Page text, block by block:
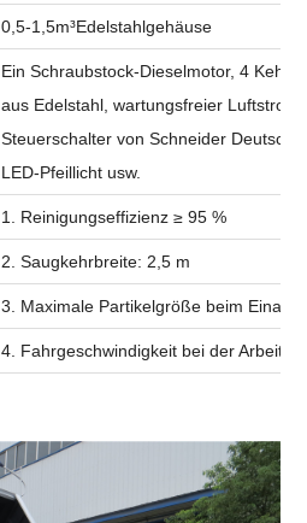
0,5-1,5m³Edelstahlgehäuse
Ein Schraubstock-Dieselmotor, 4
aus Edelstahl, wartungsfreier
Steuerschalter von Schneider
LED-Pfeillicht usw.
1. Reinigungseffizienz ≥ 95 %
2. Saugkehrbreite: 2,5 m
3. Maximale Partikelgröße beim
4. Fahrgeschwindigkeit bei der Arbeit: